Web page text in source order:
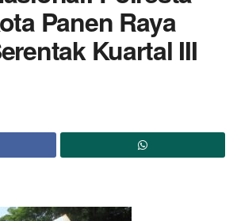
Panen Raya
Kuartal III